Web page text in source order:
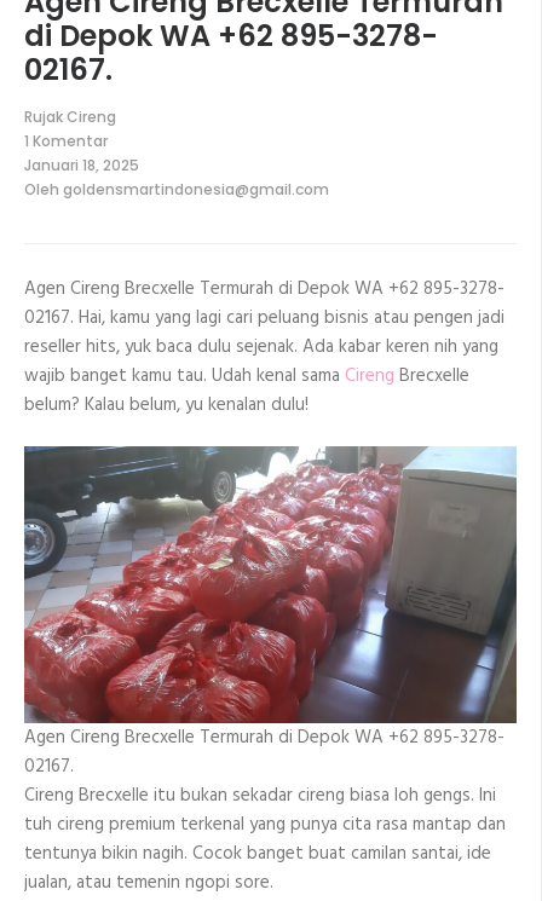
di Depok WA +62 895-3278-
02167.
Rujak Cireng
1 Komentar
pada
Agen
Cireng
WA
+62
895-
3278-
02167.
Januari 18, 2025
Oleh goldensmartindonesia@gmail.com
Agen Cireng Brecxelle Termurah di Depok WA +62 895-3278-
02167. Hai, kamu yang lagi cari peluang bisnis atau pengen jadi
reseller hits, yuk baca dulu sejenak. Ada kabar keren nih yang
wajib banget kamu tau. Udah kenal sama Cireng Brecxelle
belum? Kalau belum, yu kenalan dulu!
Agen Cireng Brecxelle Termurah di Depok WA +62 895-3278-
02167.
Cireng Brecxelle itu bukan sekadar cireng biasa loh gengs. Ini
tuh cireng premium terkenal yang punya cita rasa mantap dan
tentunya bikin nagih. Cocok banget buat camilan santai, ide
jualan, atau temenin ngopi sore.